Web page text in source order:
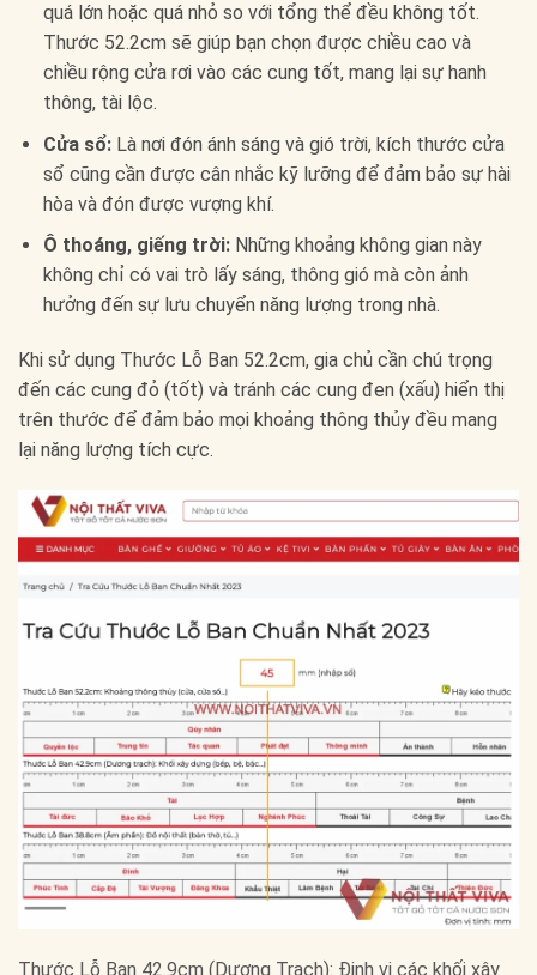
quá lớn hoặc quá nhỏ so với tổng thể đều không tốt.
Thước 52.2cm sẽ giúp bạn chọn được chiều cao và
chiều rộng cửa rơi vào các cung tốt, mang lại sự hanh
thông, tài lộc.
Cửa sổ:Là nơi đón ánh sáng và gió trời, kích thước cửa
sổ cũng cần được cân nhắc kỹ lưỡng để đảm bảo sự hài
hòa và đón được vượng khí.
Ô thoáng, giếng trời:Những khoảng không gian này
không chỉ có vai trò lấy sáng, thông gió mà còn ảnh
hưởng đến sự lưu chuyển năng lượng trong nhà.
Khi sử dụng Thước Lỗ Ban 52.2cm, gia chủ cần chú trọng
đến các cung đỏ (tốt) và tránh các cung đen (xấu) hiển thị
trên thước để đảm bảo mọi khoảng thông thủy đều mang
lại năng lượng tích cực.
Thước Lỗ Ban 42.9cm (Dương Trạch): Định vị các khối xây